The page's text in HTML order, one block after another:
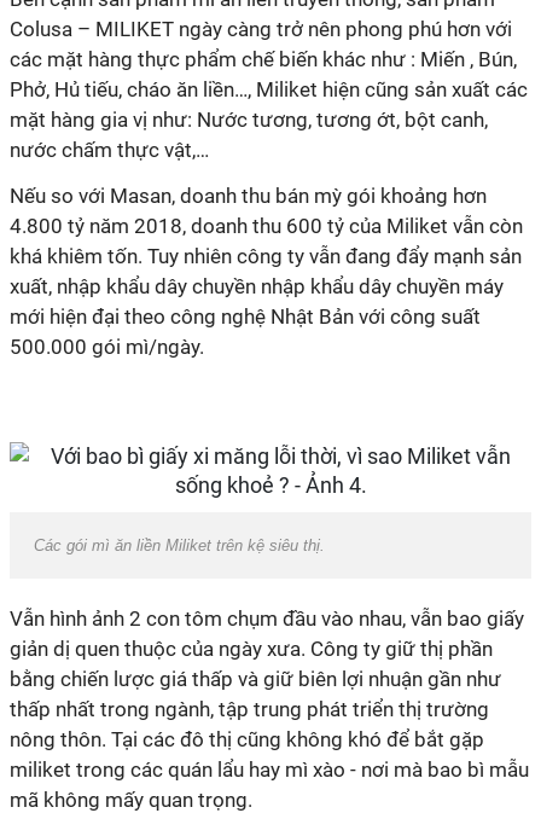
Colusa – MILIKET ngày càng trở nên phong phú hơn với
các mặt hàng thực phẩm chế biến khác như : Miến , Bún,
Phở, Hủ tiếu, cháo ăn liền…, Miliket hiện cũng sản xuất các
mặt hàng gia vị như: Nước tương, tương ớt, bột canh,
nước chấm thực vật,…
Nếu so với Masan, doanh thu bán mỳ gói khoảng hơn
4.800 tỷ năm 2018, doanh thu 600 tỷ của Miliket vẫn còn
khá khiêm tốn. Tuy nhiên công ty vẫn đang đẩy mạnh sản
xuất, nhập khẩu dây chuyền nhập khẩu dây chuyền máy
mới hiện đại theo công nghệ Nhật Bản với công suất
500.000 gói mì/ngày.
Các gói mì ăn liền Miliket trên kệ siêu thị.
Vẫn hình ảnh 2 con tôm chụm đầu vào nhau, vẫn bao giấy
giản dị quen thuộc của ngày xưa. Công ty giữ thị phần
bằng chiến lược giá thấp và giữ biên lợi nhuận gần như
thấp nhất trong ngành, tập trung phát triển thị trường
nông thôn. Tại các đô thị cũng không khó để bắt gặp
miliket trong các quán lẩu hay mì xào - nơi mà bao bì mẫu
mã không mấy quan trọng.